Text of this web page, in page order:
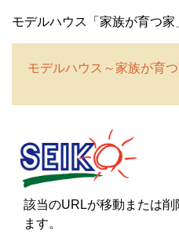
モデルハウス「家族が育つ家
モデルハウス～家族が育つ